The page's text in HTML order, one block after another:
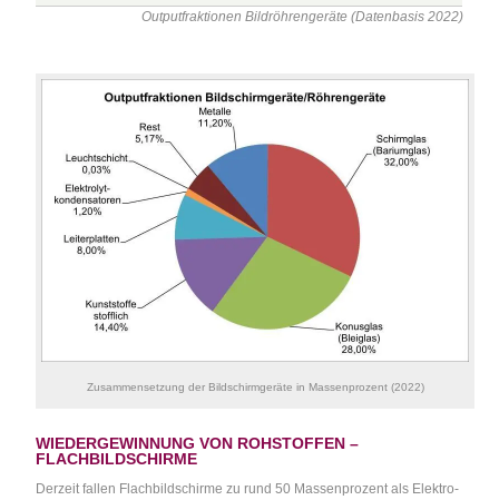
Outputfraktionen Bildröhrengeräte (Datenbasis 2022)
Zusammensetzung der Bildschirmgeräte in Massenprozent (2022)
WIEDERGEWINNUNG VON ROHSTOFFEN –
FLACHBILDSCHIRME
Derzeit fallen Flachbildschirme zu rund 50 Massenprozent als Elektro-